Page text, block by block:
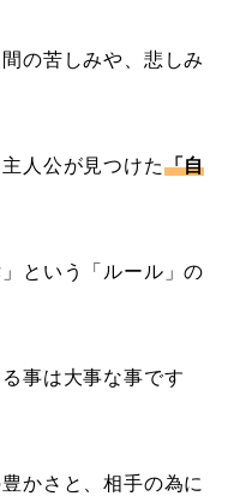
の苦しみや、悲しみ
人公が見つけた「自
という「ルール」の
事は大事な事です
かさと、相手の為に